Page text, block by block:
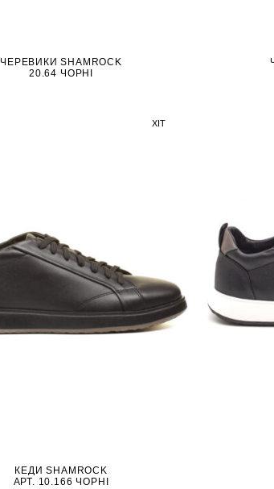
ЧЕРЕВИКИ SHAMROCK
20.64 ЧОРНІ
ХІТ
КЕДИ SHAMROCK
АРТ. 10.166 ЧОРНІ